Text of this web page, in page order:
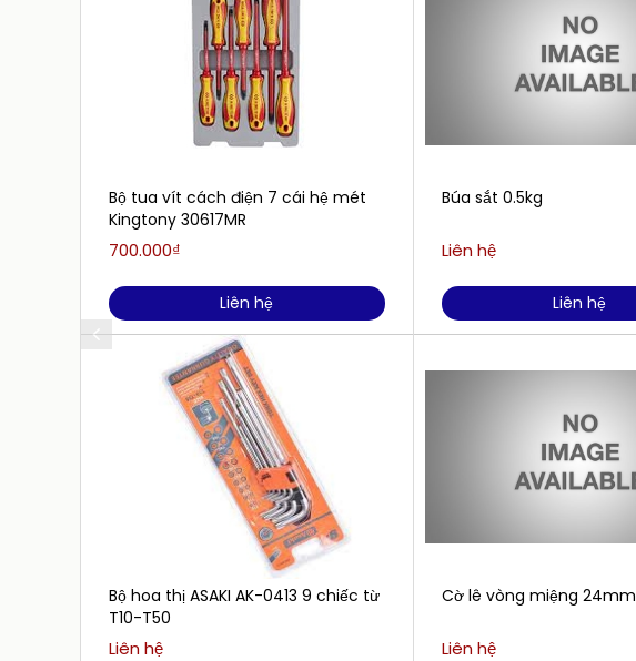
Bộ tua vít cách điện 7 cái hệ mét
Kingtony 30617MR
700.000₫
Liên hệ
Bộ hoa thị ASAKI AK-0413 9 chiếc từ
T10-T50
Liên hệ
Búa sắt 0.5kg
Liên hệ
Liên hệ
Cờ lê vòng miệng 24mm
Liên hệ